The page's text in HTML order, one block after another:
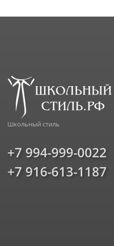
Школьный стиль
+7 994-999-0022
+7 916-613-1187